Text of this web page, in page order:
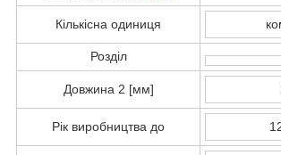
Кількісна одиниця
Розділ
Довжина 2 [мм]
Рік виробництва до